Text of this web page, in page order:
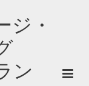
ジ・
ン